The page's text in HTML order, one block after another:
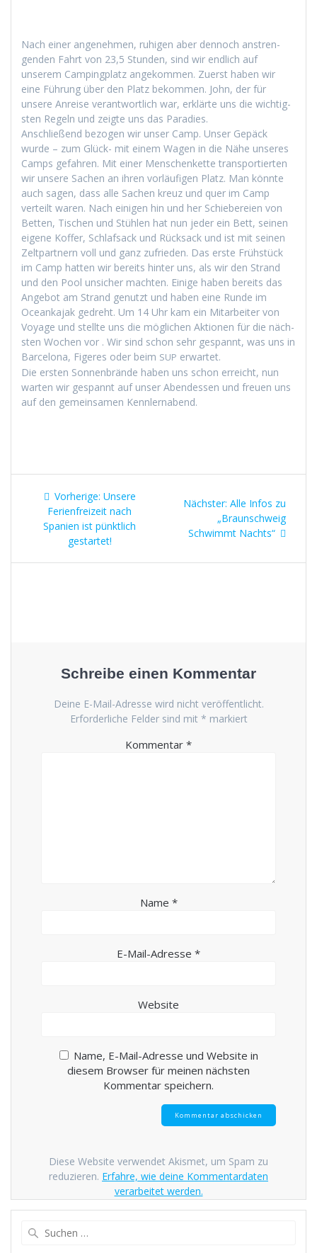
Nach ein­er angenehmen, ruhi­gen aber den­noch anstren­
gen­den Fahrt von 23,5 Stun­den, sind wir endlich auf
unserem Camp­ing­platz angekom­men. Zuerst haben wir
eine Führung über den Platz bekom­men. John, der für
unsere Anreise ver­ant­wortlich war, erk­lärte uns die wichtig­
sten Regeln und zeigte uns das Paradies.
Anschließend bezo­gen wir unser Camp. Unser Gepäck
wurde – zum Glück- mit einem Wagen in die Nähe unseres
Camps gefahren. Mit ein­er Men­schen­kette trans­portierten
wir unsere Sachen an ihren vor­läu­fi­gen Platz. Man kön­nte
auch sagen, dass alle Sachen kreuz und quer im Camp
verteilt waren. Nach eini­gen hin und her Schiebereien von
Bet­ten, Tis­chen und Stühlen hat nun jed­er ein Bett, seinen
eigene Kof­fer, Schlaf­sack und Rück­sack und ist mit seinen
Zelt­part­nern voll und ganz zufrieden. Das erste Früh­stück
im Camp hat­ten wir bere­its hin­ter uns, als wir den Strand
und den Pool unsich­er macht­en. Einige haben bere­its das
Ange­bot am Strand genutzt und haben eine Runde im
Oceanka­jak gedreht. Um 14 Uhr kam ein Mitar­beit­er von
Voy­age und stellte uns die möglichen Aktio­nen für die näch­
sten Wochen vor . Wir sind schon sehr ges­pan­nt, was uns in
Barcelona, Figeres oder beim SUP erwartet.
Die ersten Son­nen­brände haben uns schon erre­icht, nun
warten wir ges­pan­nt auf unser Aben­dessen und freuen uns
auf den gemein­samen Kennlernabend.
Beitragsnavigation
Vorherige: Vorheriger
Beitrag:
Unsere
Ferienfreizeit nach
Spanien ist pünktlich
gestartet!
Nächster: Nächster
Beitrag:
Alle Infos zu
„Braunschweig
Schwimmt Nachts“
Schreibe einen Kommentar
Deine E-Mail-Adresse wird nicht veröffentlicht.
Erforderliche Felder sind mit * markiert
Kommentar *
Name *
E-Mail-Adresse *
Website
Name, E-Mail-Adresse und Website in
diesem Browser für meinen nächsten
Kommentar speichern.
Diese Website verwendet Akismet, um Spam zu
reduzieren. Erfahre, wie deine Kommentardaten
verarbeitet werden.